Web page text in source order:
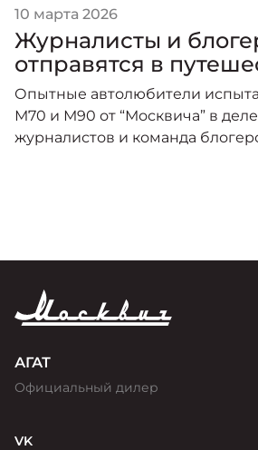
10 марта 2026
Журналисты и
отправятся в
новых "Москвичах"
Опытные автолюбители
М70 и М90 от “Москвича” в
журналистов и команда
АГАТ
Официальный дилер
VK